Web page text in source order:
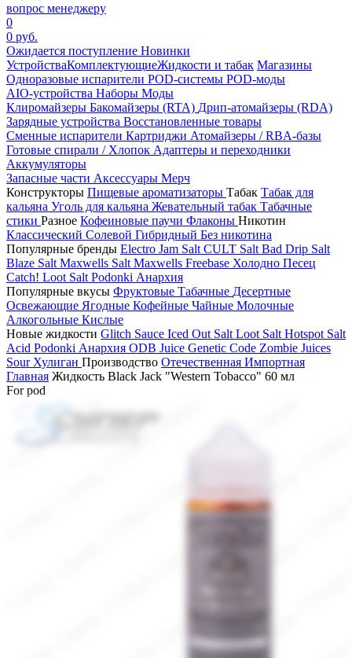
вопрос менеджеру
0
0 руб.
Ожидается поступление Новинки
УстройстваКомплектующиеЖидкости и табак Магазины
Одноразовые испарители POD-системы POD-моды
AIO-устройства Наборы Моды
Клиромайзеры Бакомайзеры (RTA) Дрип-атомайзеры (RDA)
Зарядные устройства Восстановленные товары
Сменные испарители Картриджи Атомайзеры / RBA-базы
Готовые спирали / Хлопок Адаптеры и переходники
Аккумуляторы
Запасные части Аксессуары Мерч
Конструкторы Пищевые ароматизаторы Табак Табак для
кальяна Уголь для кальяна Жевательный табак Табачные
стики Разное Кофеиновые паучи Флаконы Никотин
Классический Солевой Гибридный Без никотина
Популярные бренды Electro Jam Salt CULT Salt Bad Drip Salt
Blaze Salt Maxwells Salt Maxwells Freebase Холодно Песец
Catch! Loot Salt Podonki Анархия
Популярные вкусы Фруктовые Табачные Десертные
Освежающие Ягодные Кофейные Чайные Молочные
Алкогольные Кислые
Новые жидкости Glitch Sauce Iced Out Salt Loot Salt Hotspot Salt
Acid Podonki Анархия ODB Juice Genetic Code Zombie Juices
Sour Хулиган Производство Отечественная Импортная
Главная Жидкость Black Jack "Western Tobacco" 60 мл
For pod